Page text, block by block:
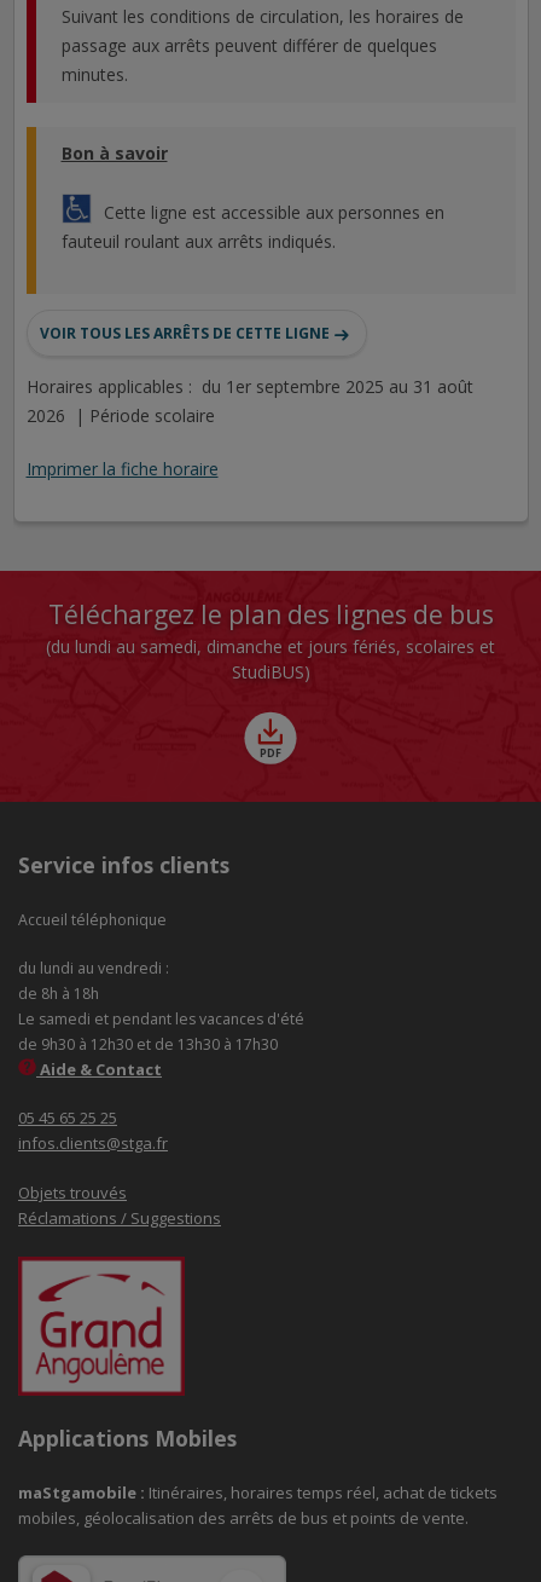
Suivant les conditions de circulation, les horaires de
passage aux arrêts peuvent différer de quelques
minutes.
Bon à savoir
Cette ligne est accessible aux personnes en
fauteuil roulant aux arrêts indiqués.
VOIR TOUS LES ARRÊTS DE CETTE LIGNE
Horaires applicables : du 1er septembre 2025 au 31 août
2026 | Période scolaire
Imprimer la fiche horaire
Téléchargez le plan des lignes de bus
(du lundi au samedi, dimanche et jours fériés, scolaires et
StudiBUS)
Service infos clients
Accueil téléphonique
du lundi au vendredi :
de 8h à 18h
Le samedi et pendant les vacances d'été
de 9h30 à 12h30 et de 13h30 à 17h30
Aide & Contact
05 45 65 25 25
infos.clients@stga.fr
Objets trouvés
Réclamations / Suggestions
Applications Mobiles
maStgamobile : Itinéraires, horaires temps réel, achat de tickets
mobiles, géolocalisation des arrêts de bus et points de vente.